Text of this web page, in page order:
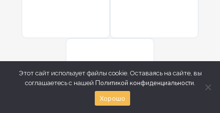
Этот сайт использует файлы cookie. Оставаясь на сайте, вы
соглашаетесь с нашей Политикой конфиденциальности.
Хорошо